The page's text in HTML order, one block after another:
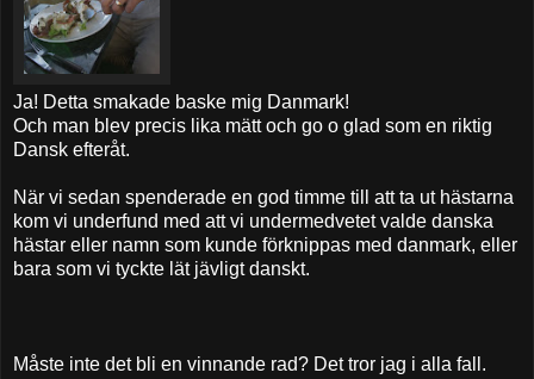
Ja! Detta smakade baske mig Danmark!
Och man blev precis lika mätt och go o glad som en riktig
Dansk efteråt.
När vi sedan spenderade en god timme till att ta ut hästarna
kom vi underfund med att vi undermedvetet valde danska
hästar eller namn som kunde förknippas med danmark, eller
bara som vi tyckte lät jävligt danskt.
Måste inte det bli en vinnande rad? Det tror jag i alla fall.